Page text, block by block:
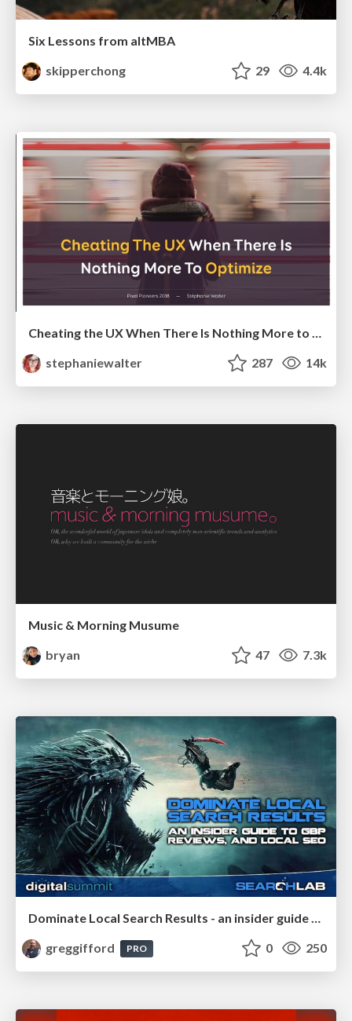
Six Lessons from altMBA
skipperchong
29 4.4k
Cheating the UX When There Is Nothing More to Optimize - PixelPioneers
stephaniewalter
287 14k
Music & Morning Musume
bryan
47 7.3k
Dominate Local Search Results - an insider guide to GBP, reviews, and Local SEO
greggifford
PRO 0 250